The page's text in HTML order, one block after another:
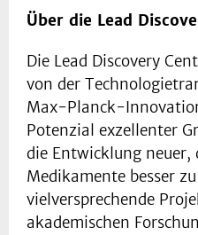
Über die Lead
Die Lead Discovery
von der
Max-Planck-
Potenzial exzellenter
die Entwicklung
Medikamente besser
vielversprechende
akademischen